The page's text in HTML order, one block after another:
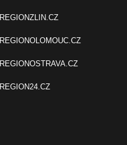
REGIONZLIN.CZ
REGIONOLOMOUC.CZ
REGIONOSTRAVA.CZ
REGION24.CZ